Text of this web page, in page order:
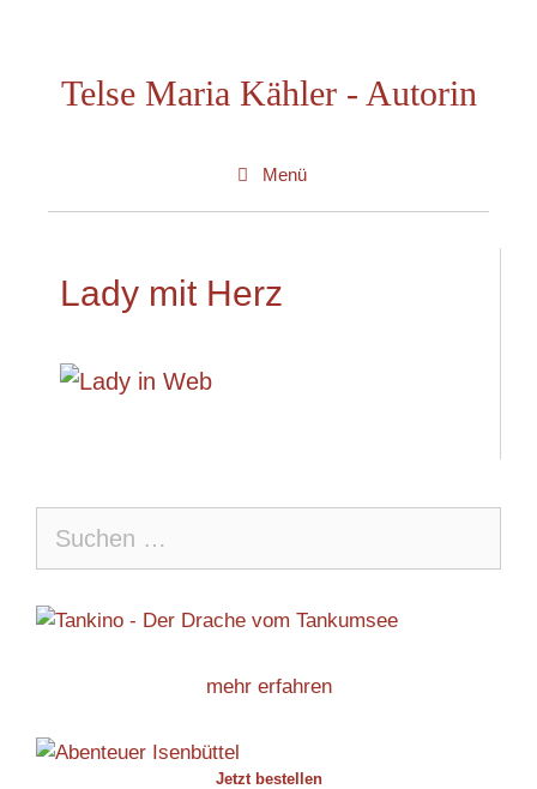
springenTelse Maria Kähler - Autorin
Menü
Lady mit Herz
nach:
mehr erfahren
Jetzt bestellen